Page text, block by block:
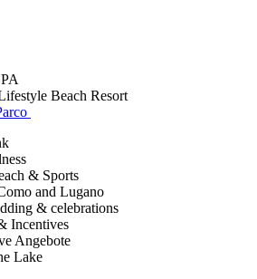
Beach Resort
& Sports
and Lugano
& celebrations
Incentives
Angebote
Lake